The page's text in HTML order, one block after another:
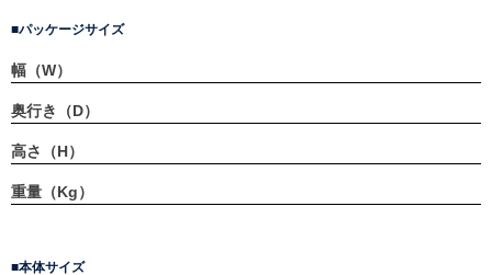
パッケージサイズ
幅（W）
奥行き（D）
高さ（H）
重量（Kg）
本体サイズ